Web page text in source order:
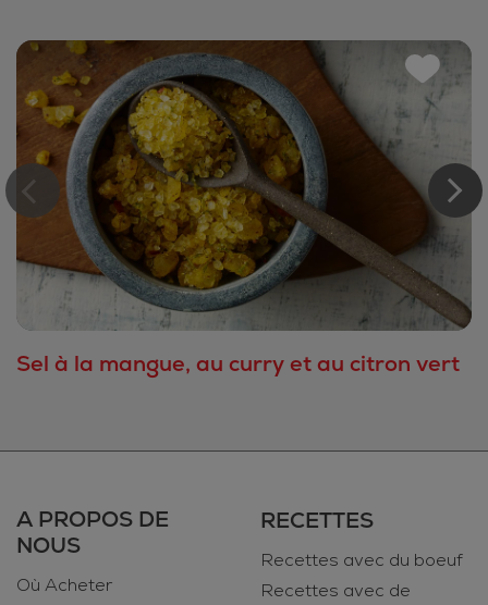
Sel à la mangue, au curry et au citron vert
A PROPOS DE
NOUS
Où Acheter
RECETTES
Recettes avec du boeuf
Recettes avec de